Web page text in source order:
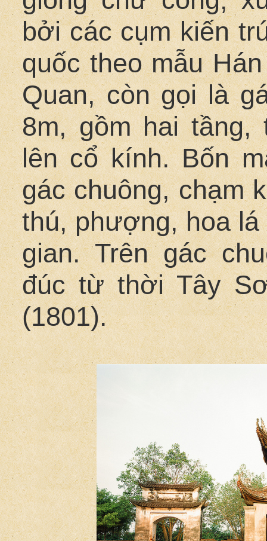
bởi các cụm kiến
quốc theo mẫu
Quan, còn gọi là
8m, gồm hai tầng,
lên cổ kính. Bốn
gác chuông, chạm
thú, phượng, hoa lá
gian. Trên gác
đúc từ thời Tây
(1801).